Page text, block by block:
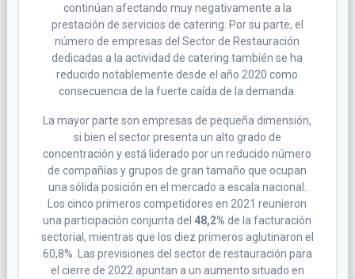
continúan afectando muy negativamente a la
prestación de servicios de catering. Por su parte, el
número de empresas del Sector de Restauración
dedicadas a la actividad de catering también se ha
reducido notablemente desde el año 2020 como
consecuencia de la fuerte caída de la demanda.
La mayor parte son empresas de pequeña dimensión,
si bien el sector presenta un alto grado de
concentración y está liderado por un reducido número
de compañías y grupos de gran tamaño que ocupan
una sólida posición en el mercado a escala nacional.
Los cinco primeros competidores en 2021 reunieron
una participación conjunta del 48,2% de la facturación
sectorial, mientras que los diez primeros aglutinaron el
60,8%. Las previsiones del sector de restauración para
el cierre de 2022 apuntan a un aumento situado en